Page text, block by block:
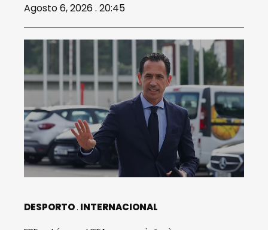
Agosto 6, 2026 . 20:45
DESPORTO INTERNACIONAL